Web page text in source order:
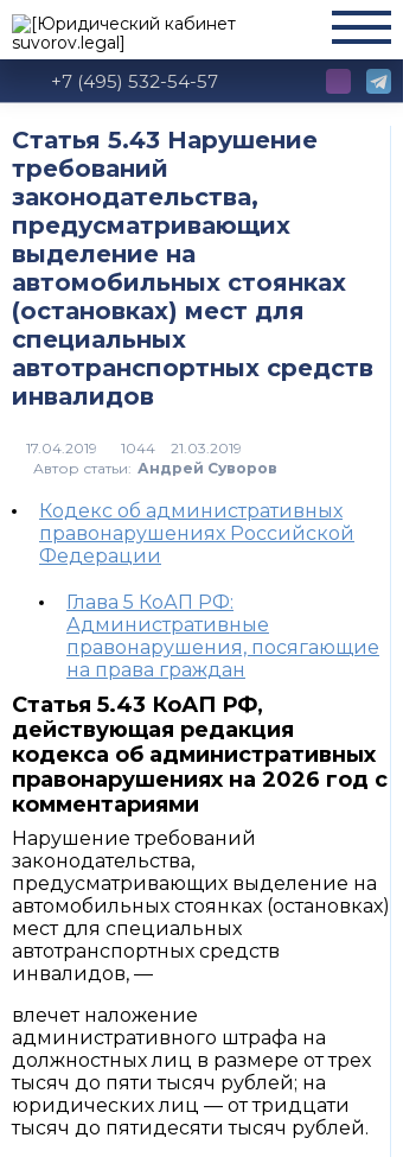
+7 (495) 532-54-57
Статья 5.43 Нарушение
требований
законодательства,
предусматривающих
выделение на
автомобильных стоянках
(остановках) мест для
специальных
автотранспортных средств
инвалидов
1044
Автор статьи: Андрей Суворов
Кодекс об административных
правонарушениях Российской
Федерации
Глава 5 КоАП РФ:
Административные
правонарушения, посягающие
на права граждан
Статья 5.43 КоАП РФ,
действующая редакция
кодекса об административных
правонарушениях на 2026 год с
комментариями
Нарушение требований
законодательства,
предусматривающих выделение на
автомобильных стоянках (остановках)
мест для специальных
автотранспортных средств
инвалидов, —
влечет наложение
административного штрафа на
должностных лиц в размере от трех
тысяч до пяти тысяч рублей; на
юридических лиц — от тридцати
тысяч до пятидесяти тысяч рублей.